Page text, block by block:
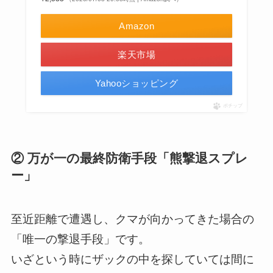
Amazon
楽天市場
Yahooショッピング
ポチップ
② 万が一の最終防衛手段「熊撃退スプレ
ー」
至近距離で遭遇し、クマが向かってきた場合の
「唯一の撃退手段」です。
いざという時にザックの中を探していては間に